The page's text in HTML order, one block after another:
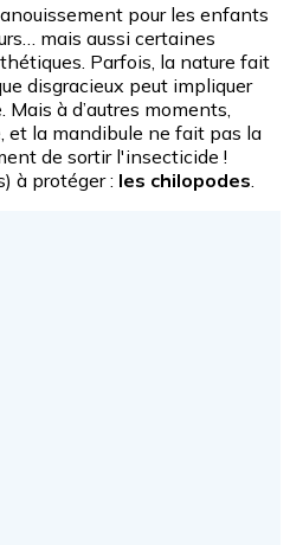
pour les enfants
mais aussi certaines
Parfois, la nature fait
disgracieux peut impliquer
à d’autres moments,
et la mandibule ne fait pas la
de sortir l'insecticide !
à protéger : les chilopodes